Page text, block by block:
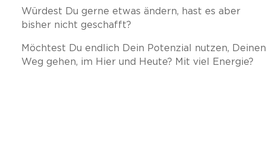
Würdest Du gerne etwas ändern, hast es aber
bisher nicht geschafft?
Möchtest Du endlich Dein Potenzial nutzen, Deinen
Weg gehen, im Hier und Heute? Mit viel Energie?